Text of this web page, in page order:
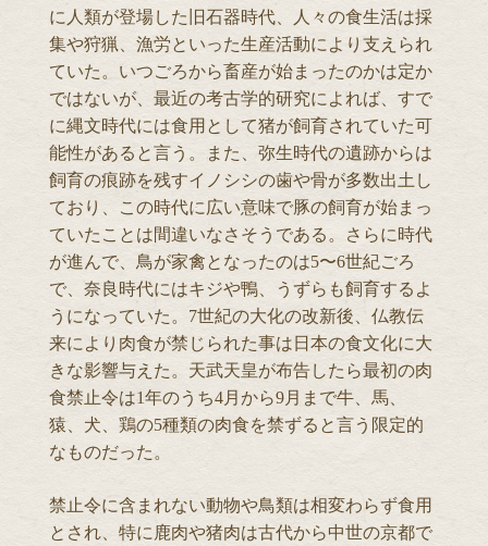
に人類が登場した旧石器時代、人々の食生活は採
集や狩猟、漁労といった生産活動により支えられ
ていた。いつごろから畜産が始まったのかは定か
ではないが、最近の考古学的研究によれば、すで
に縄文時代には食用として猪が飼育されていた可
能性があると言う。また、弥生時代の遺跡からは
飼育の痕跡を残すイノシシの歯や骨が多数出土し
ており、この時代に広い意味で豚の飼育が始まっ
ていたことは間違いなさそうである。さらに時代
が進んで、鳥が家禽となったのは5〜6世紀ごろ
で、奈良時代にはキジや鴨、うずらも飼育するよ
うになっていた。7世紀の大化の改新後、仏教伝
来により肉食が禁じられた事は日本の食文化に大
きな影響与えた。天武天皇が布告したら最初の肉
食禁止令は1年のうち4月から9月まで牛、馬、
猿、犬、鶏の5種類の肉食を禁ずると言う限定的
なものだった。
禁止令に含まれない動物や鳥類は相変わらず食用
とされ、特に鹿肉や猪肉は古代から中世の京都で